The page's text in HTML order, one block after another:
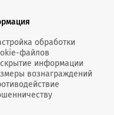
обработки
файлов
информации
вознаграждений